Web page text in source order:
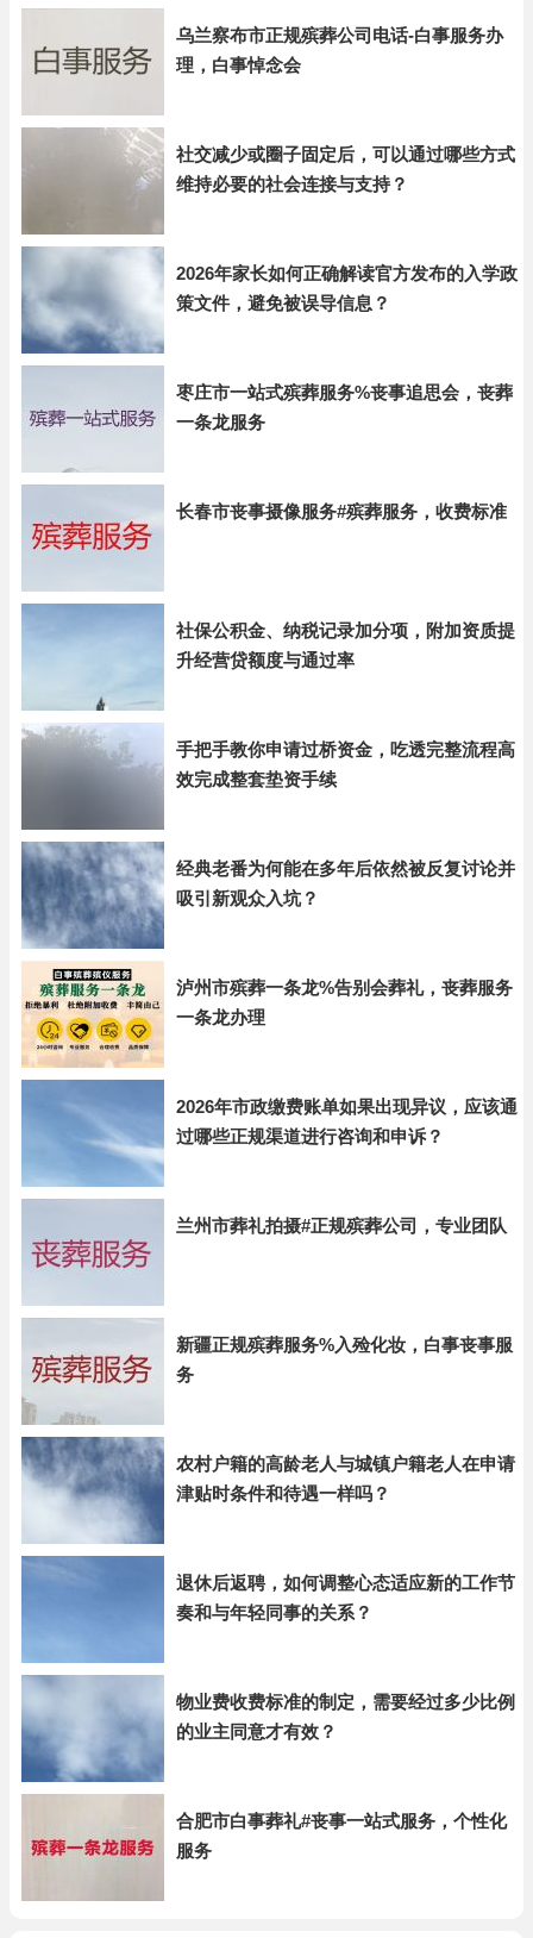
乌兰察布市正规殡葬公司电话-白事服务办
理，白事悼念会
社交减少或圈子固定后，可以通过哪些方式
维持必要的社会连接与支持？
2026年家长如何正确解读官方发布的入学政
策文件，避免被误导信息？
枣庄市一站式殡葬服务%丧事追思会，丧葬
一条龙服务
长春市丧事摄像服务#殡葬服务，收费标准
社保公积金、纳税记录加分项，附加资质提
升经营贷额度与通过率
手把手教你申请过桥资金，吃透完整流程高
效完成整套垫资手续
经典老番为何能在多年后依然被反复讨论并
吸引新观众入坑？
泸州市殡葬一条龙%告别会葬礼，丧葬服务
一条龙办理
2026年市政缴费账单如果出现异议，应该通
过哪些正规渠道进行咨询和申诉？
兰州市葬礼拍摄#正规殡葬公司，专业团队
新疆正规殡葬服务%入殓化妆，白事丧事服
务
农村户籍的高龄老人与城镇户籍老人在申请
津贴时条件和待遇一样吗？
退休后返聘，如何调整心态适应新的工作节
奏和与年轻同事的关系？
物业费收费标准的制定，需要经过多少比例
的业主同意才有效？
合肥市白事葬礼#丧事一站式服务，个性化
服务